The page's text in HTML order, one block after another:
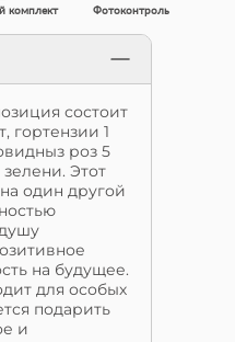
Фотоконтроль
комплект
состоит
гортензии 1
роз 5
Этот
один другой
на будущее.
для особых
подарить
и